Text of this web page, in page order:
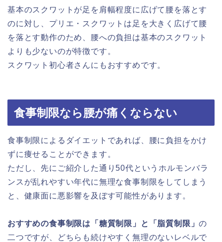
基本のスクワットが足を肩幅程度に広げて腰を落とす
のに対し、プリエ・スクワットは足を大きく広げて腰
を落とす動作のため、腰への負担は基本のスクワット
よりも少ないのが特徴です。
スクワット初心者さんにもおすすめです。
食事制限なら腰が痛くならない
食事制限によるダイエットであれば、腰に負担をかけ
ずに痩せることができます。
ただし、先にご紹介した通り50代というホルモンバラ
ンスが乱れやすい年代に無理な食事制限をしてしまう
と、健康面に悪影響を及ぼす可能性があります。
おすすめの食事制限は「糖質制限」と「脂質制限」の
二つですが、どちらも続けやすく無理のないレベルで